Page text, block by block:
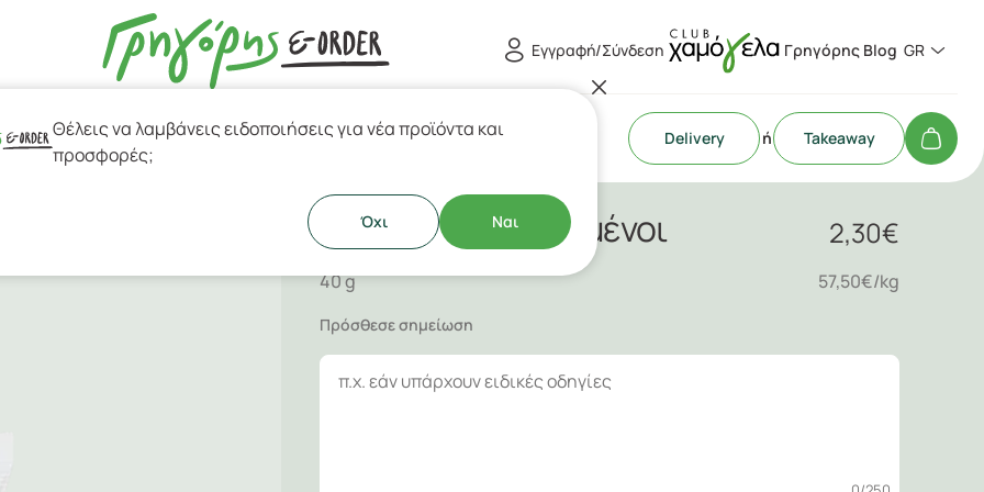
Εγγραφή/Σύνδεση Γρηγόρης Blog GR
& Ελληνικός Καφές Delivery ή Takeaway
Ξηροί Καρποί Ψημένοι 2,30€
40 g 57,50€/kg
φιστίκι κελυφωτό. Το
Πρόσθεσε σημείωση
Θέλεις να λαμβάνεις ειδοποιήσεις για νέα προϊόντα και
προσφορές;
Όχι Ναι